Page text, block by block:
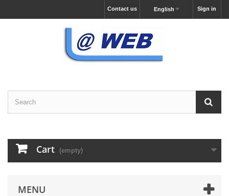
Sign in
English
Contact us
Cart (empty)
MENU